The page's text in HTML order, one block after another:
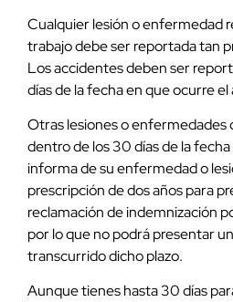
Cualquier lesión o enfermedad
trabajo debe ser reportada tan
Los accidentes deben ser
días de la fecha en que ocurre
Otras lesiones o enfermedades
dentro de los 30 días de la
informa de su enfermedad o
prescripción de dos años para
reclamación de indemnización
por lo que no podrá presentar
transcurrido dicho plazo.
Aunque tienes hasta 30 días